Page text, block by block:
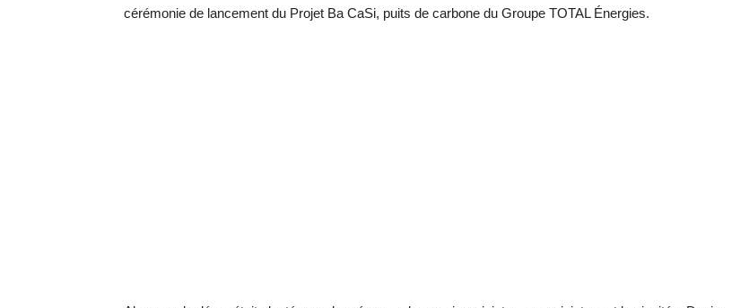
cérémonie de lancement du Projet Ba CaSi, puits de carbone du Groupe TOTAL Énergies.